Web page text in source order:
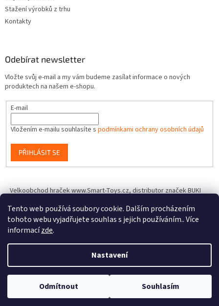
Tento web používá soubory cookie. Dalším procházením
tohoto webu vyjadřujete souhlas s jejich používáním.. Více
informacízde.
Nastavení
Odmítnout Souhlasím
Stažení výrobků z trhu
Kontakty
Odebírat newsletter
Vložte svůj e-mail a my vám budeme zasílat informace o nových
produktech na našem e-shopu.
E-mail
Vložením e-mailu souhlasíte s podmínkami ochrany osobních údajů
PŘIHLÁSIT SE
Velkoobchod hraček www.Smart-Toys.cz, distributor značek BUKI
Copyright 2026IQhracky.cz. Všechna práva vyhrazena.Upravit